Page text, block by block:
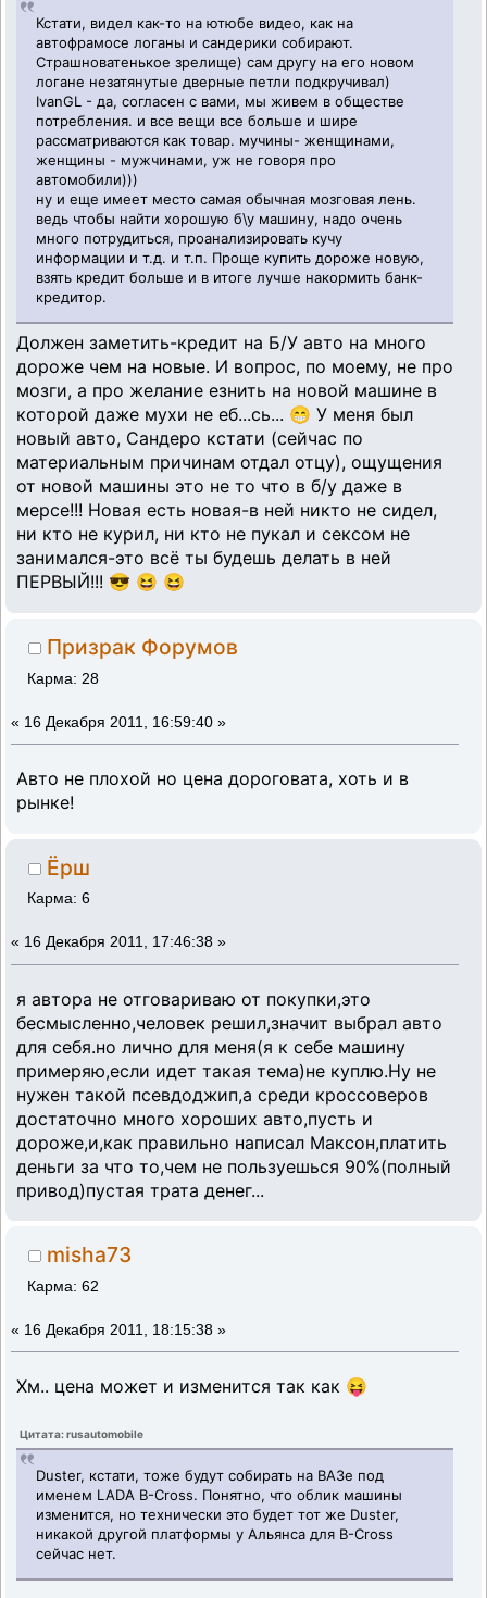
Кстати, видел как-то на ютюбе видео, как на
автофрамосе логаны и сандерики собирают.
Страшноватенькое зрелище) сам другу на его новом
логане незатянутые дверные петли подкручивал)
IvanGL - да, согласен с вами, мы живем в обществе
потребления. и все вещи все больше и шире
рассматриваются как товар. мучины- женщинами,
женщины - мужчинами, уж не говоря про
автомобили)))
ну и еще имеет место самая обычная мозговая лень.
ведь чтобы найти хорошую б\у машину, надо очень
много потрудиться, проанализировать кучу
информации и т.д. и т.п. Проще купить дороже новую,
взять кредит больше и в итоге лучше накормить банк-
кредитор.
Должен заметить-кредит на Б/У авто на много
дороже чем на новые. И вопрос, по моему, не про
мозги, а про желание езнить на новой машине в
которой даже мухи не еб...сь... 😁 У меня был
новый авто, Сандеро кстати (сейчас по
материальным причинам отдал отцу), ощущения
от новой машины это не то что в б/у даже в
мерсе!!! Новая есть новая-в ней никто не сидел,
ни кто не курил, ни кто не пукал и сексом не
занимался-это всё ты будешь делать в ней
ПЕРВЫЙ!!! 😎 😆 😆
Призрак Форумов
Карма: 28
« 16 Декабря 2011, 16:59:40 »
Авто не плохой но цена дороговата, хоть и в
рынке!
Ёрш
Карма: 6
« 16 Декабря 2011, 17:46:38 »
я автора не отговариваю от покупки,это
бесмысленно,человек решил,значит выбрал авто
для себя.но лично для меня(я к себе машину
примеряю,если идет такая тема)не куплю.Ну не
нужен такой псевдоджип,а среди кроссоверов
достаточно много хороших авто,пусть и
дороже,и,как правильно написал Максон,платить
деньги за что то,чем не пользуешься 90%(полный
привод)пустая трата денег...
misha73
Карма: 62
« 16 Декабря 2011, 18:15:38 »
Хм.. цена может и изменится так как 😝
Цитата: rusautomobile
Duster, кстати, тоже будут собирать на ВАЗе под
именем LADA B-Cross. Понятно, что облик машины
изменится, но технически это будет тот же Duster,
никакой другой платформы у Альянса для B-Cross
сейчас нет.